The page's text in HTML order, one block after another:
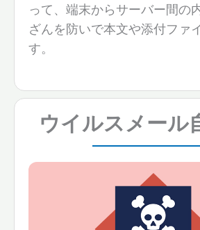
って、端末からサーバー間の
ざんを防いで本文や添付ファ
す。
ウイルスメール